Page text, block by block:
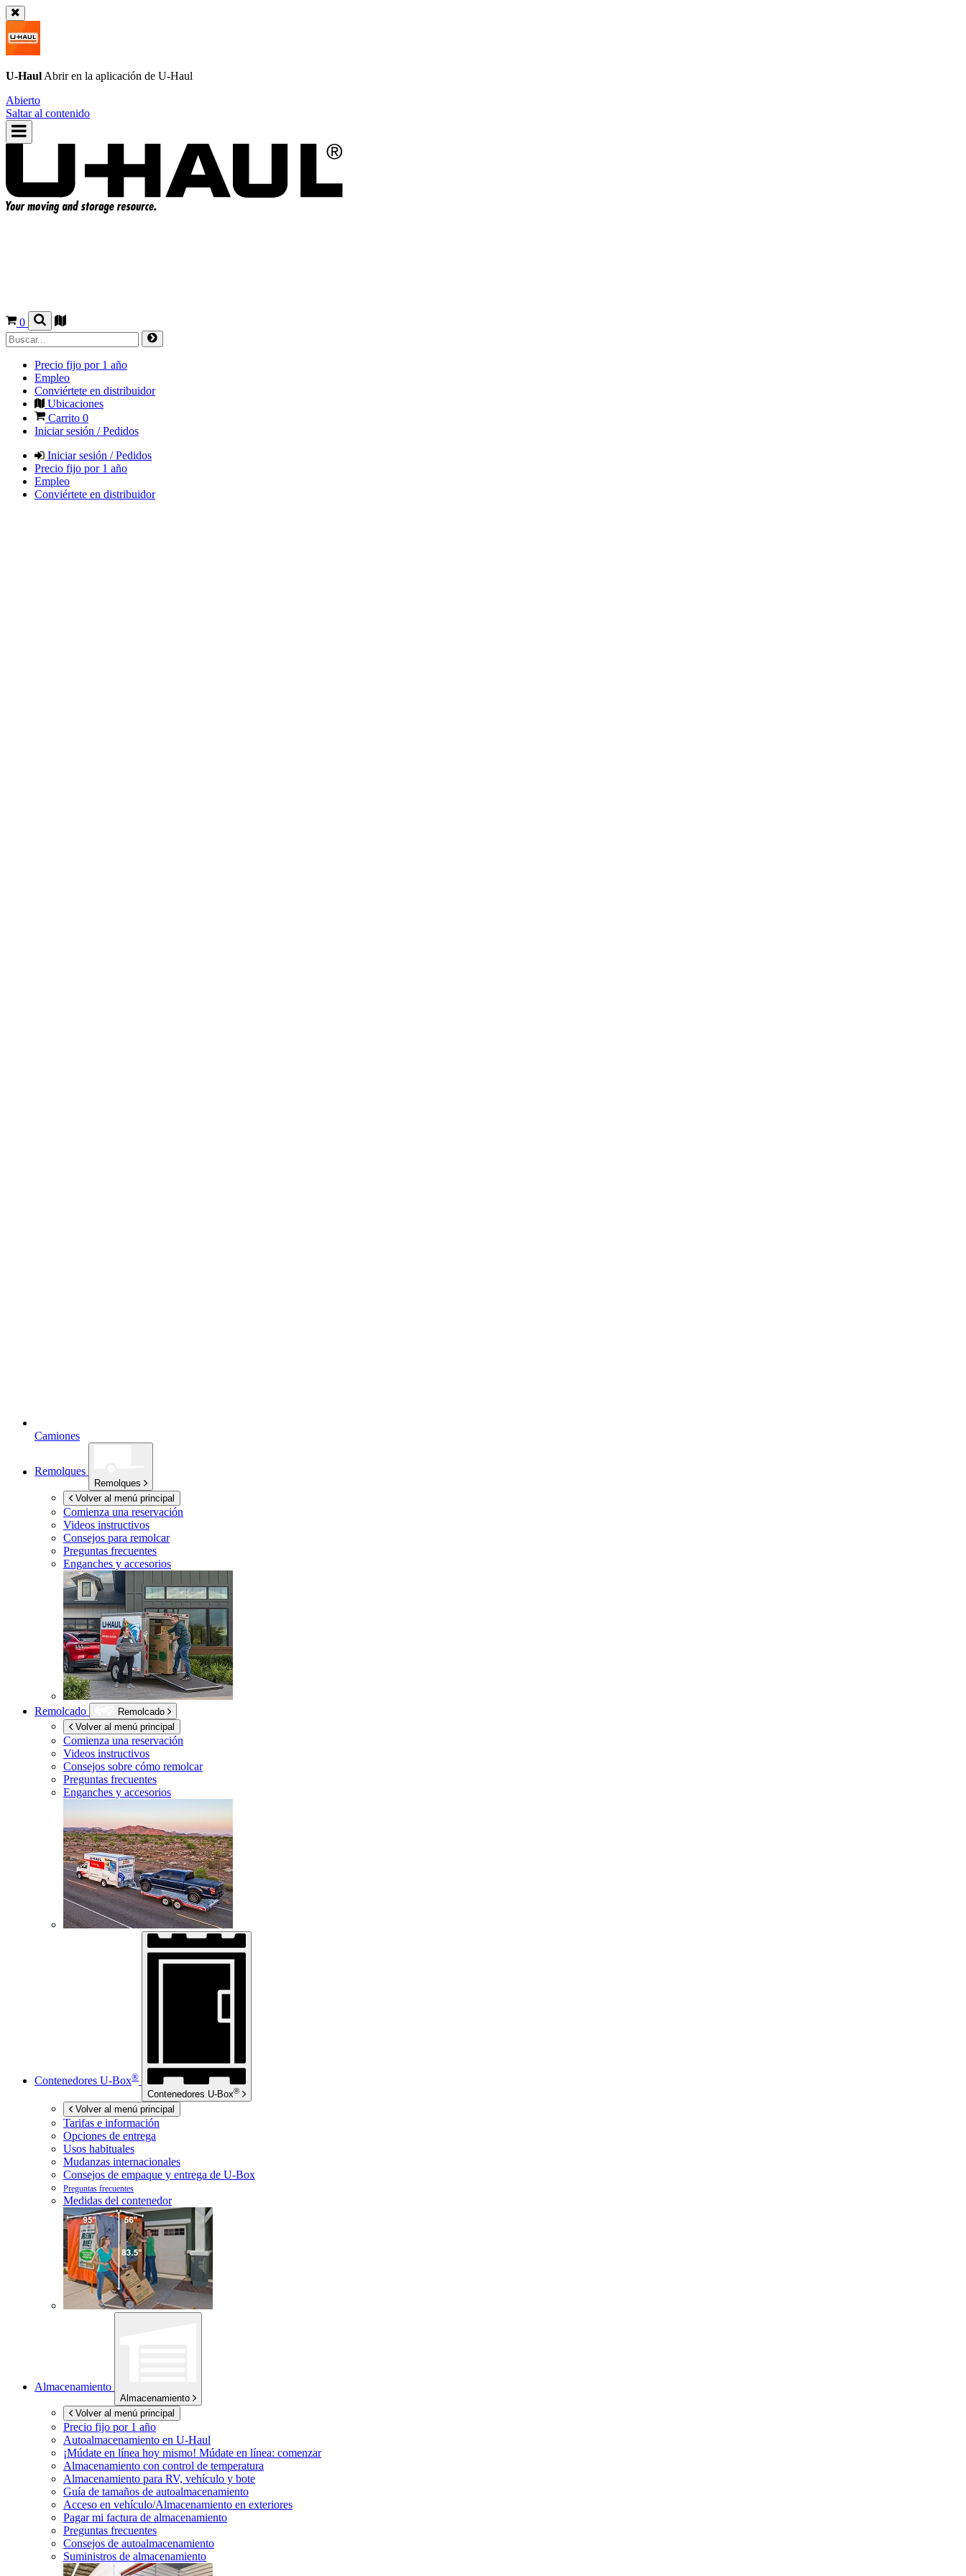
U-Haul Abrir en la aplicación de U-Haul
Abierto
Saltar al contenido
0
Precio fijo por 1 año
Empleo
Conviértete en distribuidor
Ubicaciones
Carrito 0
Iniciar sesión / Pedidos
Iniciar sesión / Pedidos
Precio fijo por 1 año
Empleo
Conviértete en distribuidor
Camiones
Remolques
Remolques
Volver al menú principal
Comienza una reservación
Videos instructivos
Consejos para remolcar
Preguntas frecuentes
Enganches y accesorios
Remolcado
Remolcado
Volver al menú principal
Comienza una reservación
Videos instructivos
Consejos sobre cómo remolcar
Preguntas frecuentes
Enganches y accesorios
Contenedores U-Box®
Contenedores U-Box®
Volver al menú principal
Tarifas e información
Opciones de entrega
Usos habituales
Mudanzas internacionales
Consejos de empaque y entrega de U-Box
Preguntas frecuentes
Medidas del contenedor
Almacenamiento
Almacenamiento
Volver al menú principal
Precio fijo por 1 año
Autoalmacenamiento en U-Haul
¡Múdate en línea hoy mismo! Múdate en línea: comenzar
Almacenamiento con control de temperatura
Almacenamiento para RV, vehículo y bote
Guía de tamaños de autoalmacenamiento
Acceso en vehículo/Almacenamiento en exteriores
Pagar mi factura de almacenamiento
Preguntas frecuentes
Consejos de autoalmacenamiento
Suministros de almacenamiento